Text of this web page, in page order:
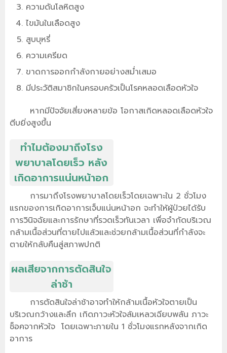
ความดันโลหิตสูง
ไขมันในเลือดสูง
สูบบุหรี่
ความเครียด
ขาดการออกกำลังกายอย่างสม่ำเสมอ
มีประวัติสมาชิกในครอบครัวเป็นโรคหลอดเลือดหัวใจ
หากมีปัจจัยเสี่ยงหลายข้อ โอกาสเกิดหลอดเลือดหัวใจ
ตีบยิ่งสูงขึ้น
ทำไมต้องมาถึงโรง
พยาบาลโดยเร็ว หลัง
เกิดอาการแน่นหน้าอก
การมาถึงโรงพยาบาลโดยเร็วโดยเฉพาะใน 2 ชั่วโมง
แรกของการเกิดอาการเจ็บแน่นหน้าอก จะทำให้ผู้ป่วยได้รับ
การวินิจฉัยและการรักษาที่รวดเร็วทันเวลา เพื่อจำกัดบริเวณ
กล้ามเนื้อส่วนที่ตายไปแล้วและช่วยกล้ามเนื้อส่วนที่กำลังจะ
ตายให้กลับคืนสู่สภาพปกติ
ผลเสียจากการตัดสินใจ
ล่าช้า
การตัดสินใจล่าช้าอาจทำให้กล้ามเนื้อหัวใจตายเป็น
บริเวณกว้างและลึก เกิดภาวะหัวใจล้มเหลวเฉียบพลัน ภาวะ
ช็อคจากหัวใจ โดยเฉพาะภายใน 1 ชั่วโมงแรกหลังจากเกิด
อาการ